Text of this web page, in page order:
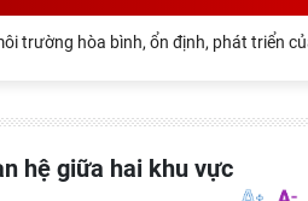
hòa bình, ổn định, phát triển của
hệ giữa hai khu vực